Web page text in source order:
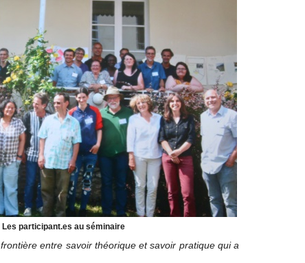
Les participant.es au séminaire
entre savoir théorique et savoir pratique qui a